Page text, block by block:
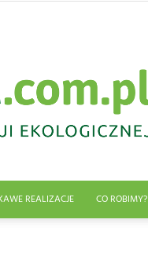
REALIZACJE CO ROBIMY?